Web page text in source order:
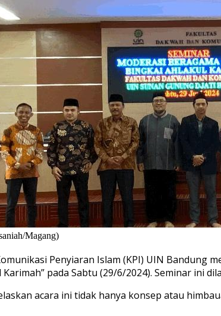
Magang)
Penyiaran Islam (KPI) UIN Bandung
Karimah” pada Sabtu (29/6/2024). Seminar ini
acara ini tidak hanya konsep atau